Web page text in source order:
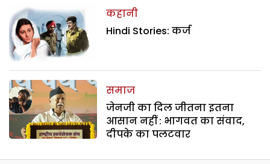
कहानी
Hindi Stories: कर्ज
समाज
जेनजी का दिल जीतना इतना
आसान नहीं : भागवत का संवाद,
दीपके का पलटवार